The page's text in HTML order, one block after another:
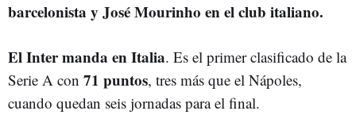
barcelonista y José Mourinho en el club italiano.
El Inter manda en Italia. Es el primer clasificado de la
Serie A con 71 puntos, tres más que el Nápoles,
cuando quedan seis jornadas para el final.